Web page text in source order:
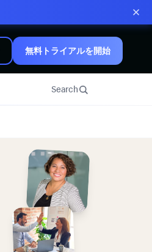
無料トライアルを開始
Search